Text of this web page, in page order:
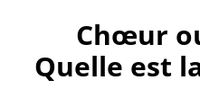
Chœur
Quelle est